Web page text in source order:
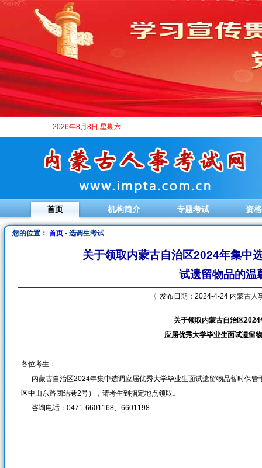
2026年8月8日 星期六
首页 机构简介 专题考试 资
您的位置： 首页- 选调生考试
关于领取内蒙古自治区2024年集中
试遗留物品的温
〖发布日期：2024-4-24 内蒙古人
关于领取内蒙古自治区2024
应届优秀大学毕业生面试遗留
各位考生：
内蒙古自治区2024年集中选调应届优秀大学毕业生面试遗留物品暂时保管
区中山东路团结巷2号），请考生到指定地点领取。
咨询电话：0471-6601168、6601198